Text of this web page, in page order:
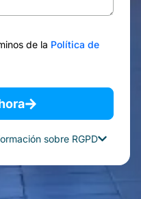
de la Política de
sobre RGPD